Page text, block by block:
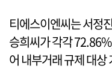
티에스이엔씨는 서정
승희씨가 각각
어 내부거래 규제 대